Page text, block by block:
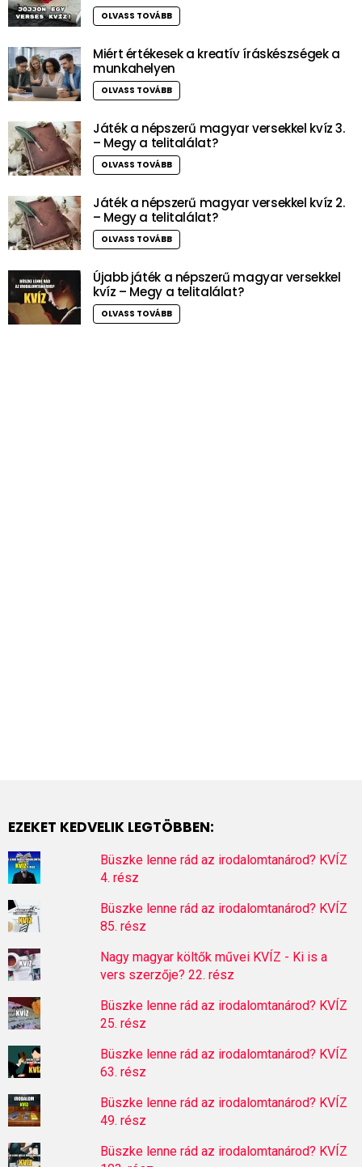
OLVASS TOVÁBB
Miért értékesek a kreatív íráskészségek a
munkahelyen
OLVASS TOVÁBB
Játék a népszerű magyar versekkel kvíz 3.
– Megy a telitalálat?
OLVASS TOVÁBB
Játék a népszerű magyar versekkel kvíz 2.
– Megy a telitalálat?
OLVASS TOVÁBB
Újabb játék a népszerű magyar versekkel
kvíz – Megy a telitalálat?
OLVASS TOVÁBB
EZEKET KEDVELIK LEGTÖBBEN:
Büszke lenne rád az irodalomtanárod? KVÍZ
4. rész
Büszke lenne rád az irodalomtanárod? KVÍZ
85. rész
Nagy magyar költők művei KVÍZ - Ki is a
vers szerzője? 22. rész
Büszke lenne rád az irodalomtanárod? KVÍZ
25. rész
Büszke lenne rád az irodalomtanárod? KVÍZ
63. rész
Büszke lenne rád az irodalomtanárod? KVÍZ
49. rész
Büszke lenne rád az irodalomtanárod? KVÍZ